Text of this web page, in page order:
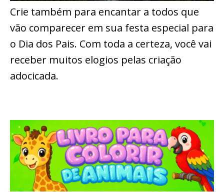
Crie também para encantar a todos que
vão comparecer em sua festa especial para
o Dia dos Pais. Com toda a certeza, você vai
receber muitos elogios pelas criação
adocicada.